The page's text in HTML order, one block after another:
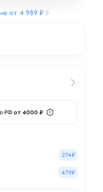
РФ от 4000 ₽
274₽
479₽
от 4 989 ₽